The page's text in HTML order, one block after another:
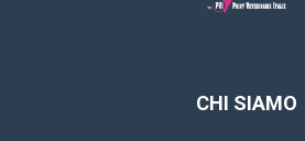
CHI SIAMO